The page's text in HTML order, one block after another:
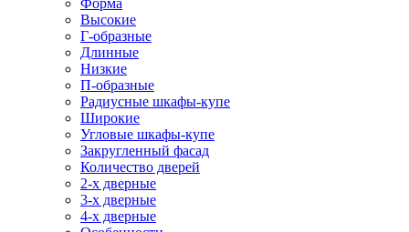
Форма
Высокие
Г-образные
Длинные
Низкие
П-образные
Радиусные шкафы-купе
Широкие
Угловые шкафы-купе
Закругленный фасад
Количество дверей
2-х дверные
3-х дверные
4-х дверные